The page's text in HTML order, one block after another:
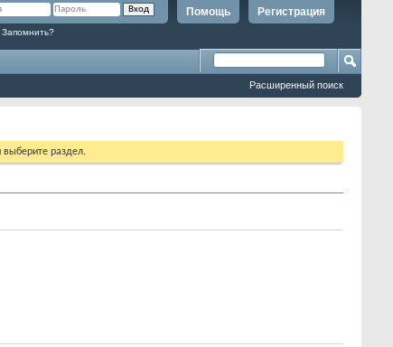
Регистрация
Помощь
Запомнить?
Расширенный поиск
раздел.